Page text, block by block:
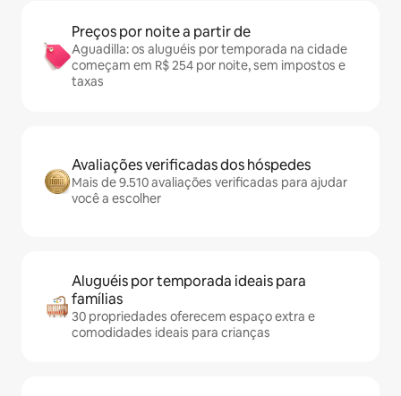
Preços por noite a partir de
Aguadilla: os aluguéis por temporada na cidade
começam em R$ 254 por noite, sem impostos e
taxas
Avaliações verificadas dos hóspedes
Mais de 9.510 avaliações verificadas para ajudar
você a escolher
Aluguéis por temporada ideais para
famílias
30 propriedades oferecem espaço extra e
comodidades ideais para crianças